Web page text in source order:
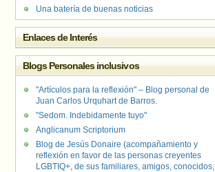
Una batería de buenas noticias
Enlaces de Interés
Blogs Personales inclusivos
"Artículos para la reflexión" – Blog personal de
Juan Carlos Urquhart de Barros.
"Sedom. Indebidamente tuyo"
Anglicanum Scriptorium
Blog de Jesús Donaire (acompañamiento y
reflexión en favor de las personas creyentes
LGBTIQ+, de sus familiares, amigos, conocidos,